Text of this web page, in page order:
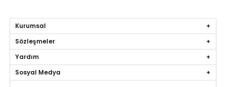
Kurumsal
Sözleşmeler
Yardım
Sosyal Medya